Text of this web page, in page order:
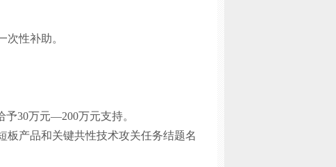
次性补助。
30万元—200万元支持。
板产品和关键共性技术攻关任务结题名